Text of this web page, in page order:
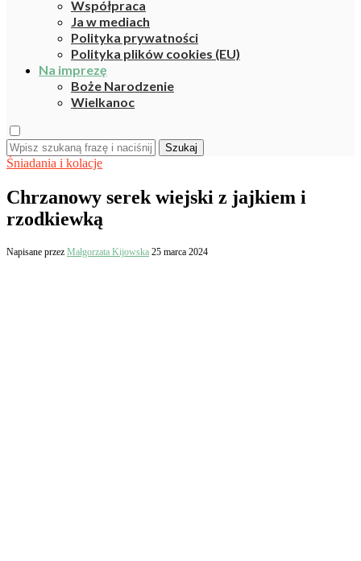
Współpraca
Ja w mediach
Polityka prywatności
Polityka plików cookies (EU)
Na imprezę
Boże Narodzenie
Wielkanoc
Szukaj
Śniadania i kolacje
Chrzanowy serek wiejski z jajkiem i
rzodkiewką
Napisane przez Małgorzata Kijowska 25 marca 2024